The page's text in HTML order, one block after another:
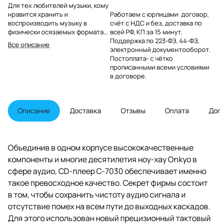
Для тех любителей музыки, кому
нравится хранить и
воспроизводить музыку в
физически осязаемых форматах,
CD диски по-прежнему не
теряют своей
максимально доступном
качестве.
Все описание
Работаем с юрлицами: договор,
счёт с НДС и без, доставка по
всей РФ, КП за 15 минут.
Поддержка по 223-ФЗ, 44-ФЗ,
электронный документооборот.
Постоплата- с чётко
прописанными всеми условиями
в договоре.
Описание Доставка Отзывы Оплата
Объединив в одном корпусе высококачественные
компоненты и многие десятилетия ноу-хау Onkyo в
сфере аудио, CD-плеер C-7030 обеспечивает именно
такое превосходное качество. Секрет фирмы состоит
в том, чтобы сохранить чистоту аудио сигнала и
отсутствие помех на всем пути до выходных каскадов.
Для этого использован новый прецизионный тактовый